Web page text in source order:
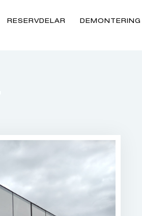
RESERVDELAR DEMONTERING